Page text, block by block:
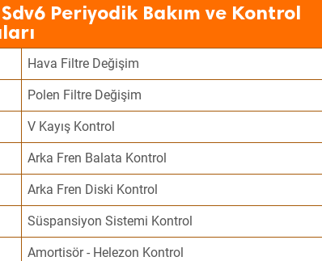
Periyodik Bakım ve Kontrol
Hava Filtre Değişim
Polen Filtre Değişim
V Kayış Kontrol
Arka Fren Balata Kontrol
Arka Fren Diski Kontrol
Süspansiyon Sistemi Kontrol
Amortisör - Helezon Kontrol